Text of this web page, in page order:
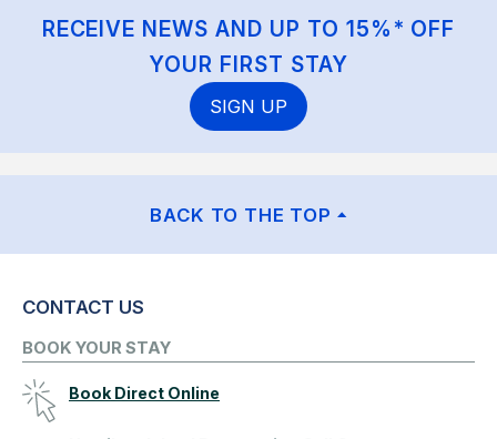
RECEIVE NEWS AND UP TO 15%* OFF
YOUR FIRST STAY
SIGN UP
BACK TO THE TOP
CONTACT US
BOOK YOUR STAY
Book Direct Online